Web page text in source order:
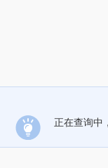
正在查询中